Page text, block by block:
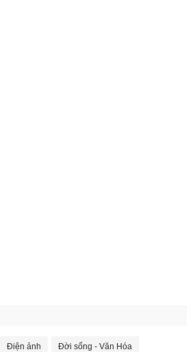
Điện ảnh Đời sống - Văn Hóa